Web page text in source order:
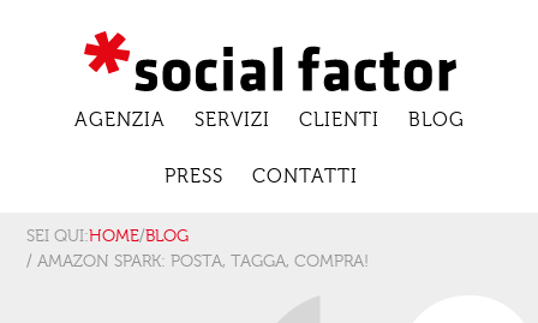
AGENZIA SERVIZI CLIENTI BLOG
PRESS CONTATTI
SEI QUI:HOME/BLOG
/ AMAZON SPARK: POSTA, TAGGA, COMPRA!